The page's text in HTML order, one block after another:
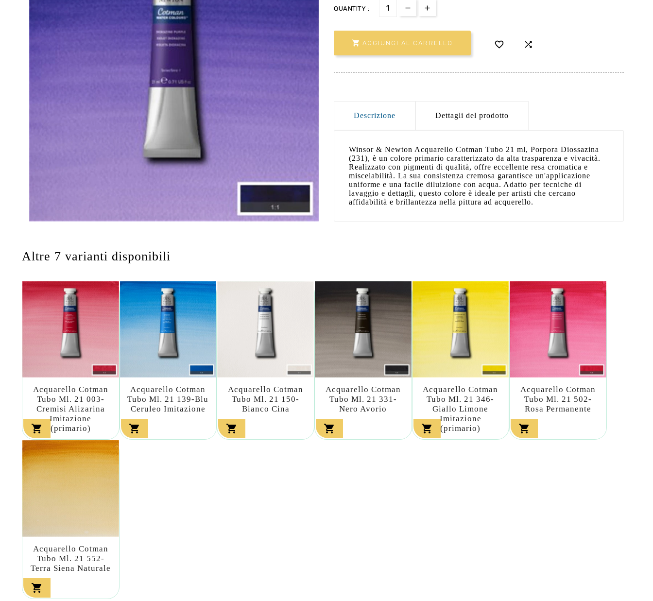
QUANTITY :
 AGGIUNGI AL CARRELLO  
Descrizione Dettagli del prodotto
Winsor & Newton Acquarello Cotman Tubo 21 ml, Porpora Diossazina
(231), è un colore primario caratterizzato da alta trasparenza e vivacità.
Realizzato con pigmenti di qualità, offre eccellente resa cromatica e
miscelabilità. La sua consistenza cremosa garantisce un'applicazione
uniforme e una facile diluizione con acqua. Adatto per tecniche di
lavaggio e dettagli, questo colore è ideale per artisti che cercano
affidabilità e brillantezza nella pittura ad acquerello.
Altre 7 varianti disponibili
Acquarello Cotman
Tubo Ml. 21 003-
Cremisi Alizarina
Imitazione
(primario)

Acquarello Cotman
Tubo Ml. 21 139-Blu
Ceruleo Imitazione

Acquarello Cotman
Tubo Ml. 21 150-
Bianco Cina

Acquarello Cotman
Tubo Ml. 21 331-
Nero Avorio

Acquarello Cotman
Tubo Ml. 21 346-
Giallo Limone
Imitazione
(primario)

Acquarello Cotman
Tubo Ml. 21 502-
Rosa Permanente

Acquarello Cotman
Tubo Ml. 21 552-
Terra Siena Naturale
